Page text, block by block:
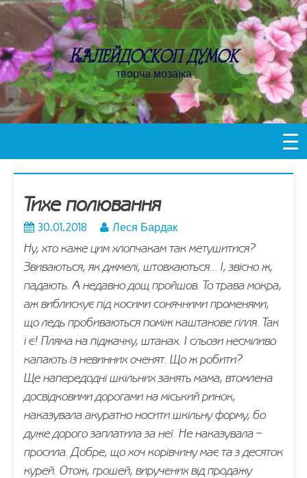
Пропустити
контент
Калейдоскоп думок
творча мозаїка
Тихе полювання
30.01.2018 Леся Бардак
Ну, хто каже цим хлопчакам так метушитися?
Звиваються, як джмелі, штовхаються… І, звісно ж,
падають. А недавно дощ пройшов. То трава мокра,
аж виблискує під косими сонячними променями,
що ледь пробиваються поміж каштанове гілля. Так
і є! Пляма на піджачку, штанах. І сльози несміливо
капають із невинних оченят. Що ж робити?
Ще напередодні шкільних занять мама, втомлена
досвідковими дорогами на міський ринок,
наказувала акуратно носити шкільну форму, бо
дуже дорого заплатила за неї. Не наказувала –
просила. Добре, що хоч корівчину має та з десяток
курей. Отож, грошей, виручених від продажу